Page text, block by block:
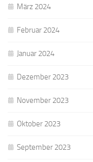
März 2024
Februar 2024
Januar 2024
Dezember 2023
November 2023
Oktober 2023
September 2023